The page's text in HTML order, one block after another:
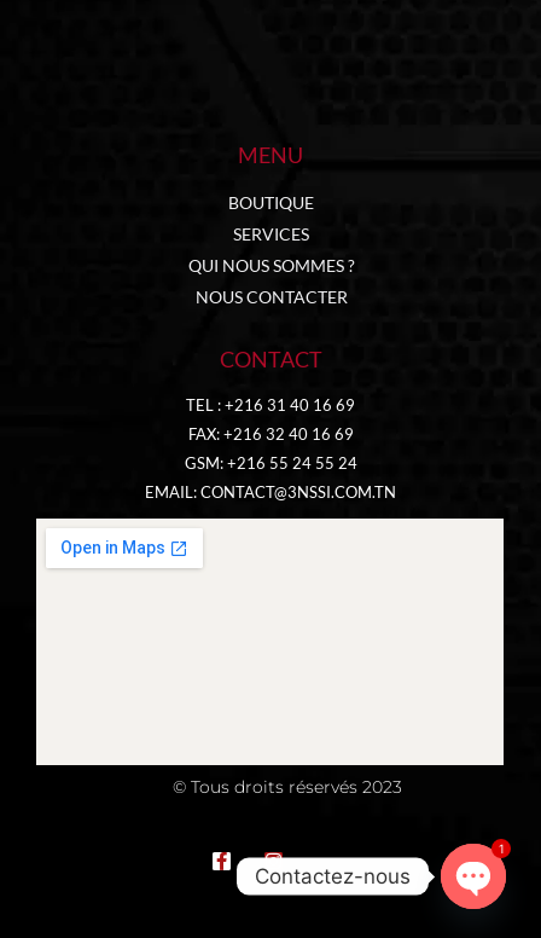
MENU
BOUTIQUE
SERVICES
QUI NOUS SOMMES ?
NOUS CONTACTER
CONTACT
TEL : +216 31 40 16 69
FAX: +216 32 40 16 69
GSM: +216 55 24 55 24
EMAIL:CONTACT@3NSSI.COM.TN
© Tous droits réservés 2023
Contactez-nous
Open
1